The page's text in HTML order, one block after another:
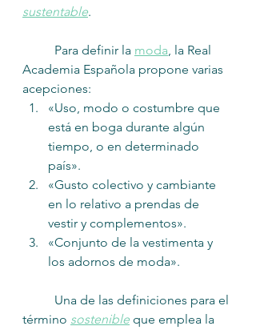
sustentable.
	Para definir la
moda, la Real
Academia Española propone varias
acepciones:
«Uso, modo o costumbre que
está en boga durante algún
tiempo, o en determinado
país».
«Gusto colectivo y cambiante
en lo relativo a prendas de
vestir y complementos».
«Conjunto de la vestimenta y
los adornos de moda».
término sostenible que emplea la